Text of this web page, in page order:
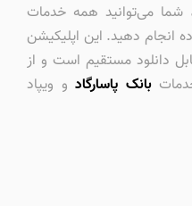
شما می‌توانید همه خدمات
انجام دهید. این اپلیکیشن
دانلود مستقیم است و از
بانک پاسارگادو ویپاد